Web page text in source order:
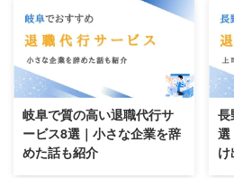
おすすめのフリーランスエージェ
おすすめのコンサルタントエージ
おすすめの副業エージェント
おすすめのクラウドソーシング
おすすめのWebマーケティングス
おすすめのWebライタースクール
おすすめのWebデザインスクール
おすすめのプログラミングスクール
2026/8/9
岐阜で質の高い退職代行サ
ービス8選｜小さな企業を辞
めた話も紹介
長
選